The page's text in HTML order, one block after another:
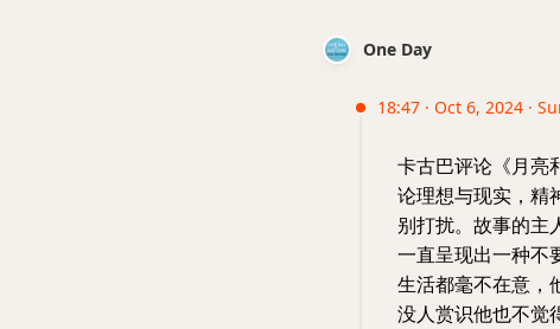
One Day
18:47 · Oct 6, 2024 ·
卡古巴评论《月亮
论理想与现实，精
别打扰。故事的主
一直呈现出一种不
生活都毫不在意，
没人赏识他也不觉